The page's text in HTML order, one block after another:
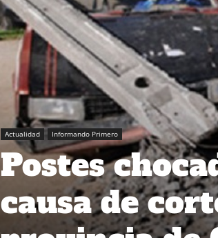
Actualidad Informando Primero
Postes
causa de